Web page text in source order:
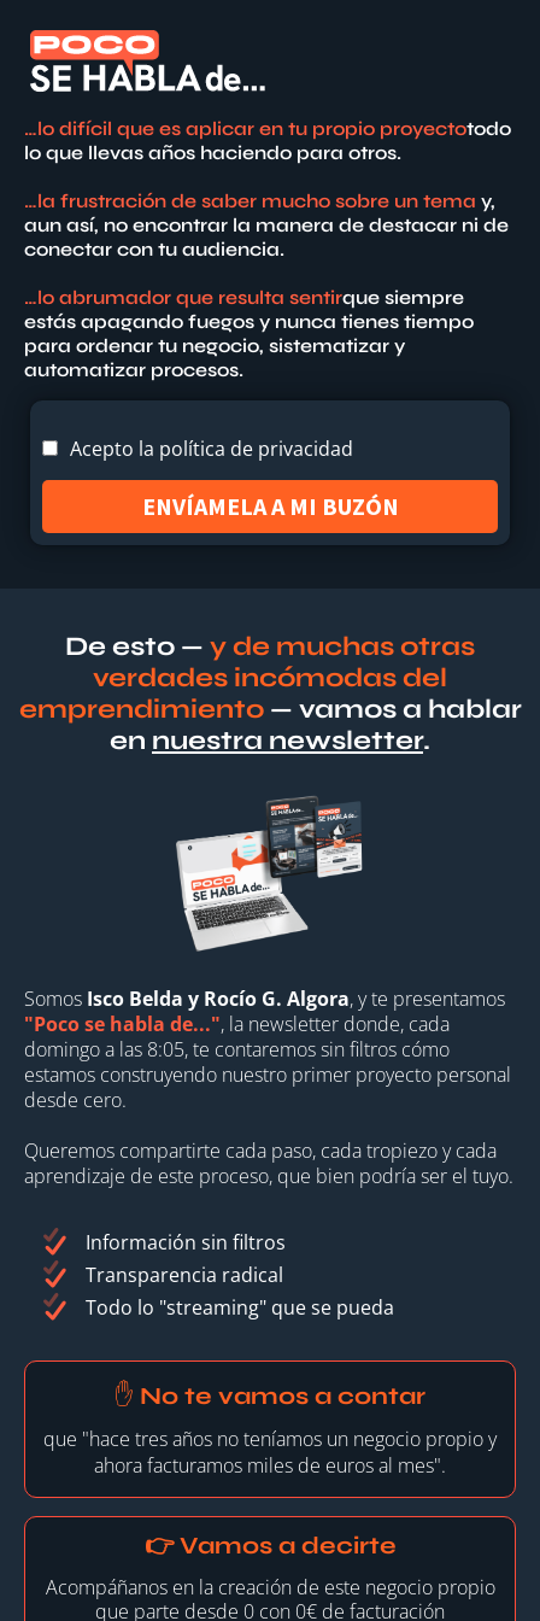
…lo difícil que es aplicar en tu propio proyectotodo
lo que llevas años haciendo para otros.
…la frustración de saber mucho sobre un tema y,
aun así, no encontrar la manera de destacar ni de
conectar con tu audiencia.
…lo abrumador que resulta sentirque siempre
estás apagando fuegos y nunca tienes tiempo
para ordenar tu negocio, sistematizar y
automatizar procesos.
Acepto la política de privacidad
ENVÍAMELA A MI BUZÓN
De esto — y de muchas otras
verdades incómodas del
emprendimiento — vamos a hablar
en nuestra newsletter.
Somos Isco Belda y Rocío G. Algora, y te presentamos
"Poco se habla de...", la newsletter donde, cada
domingo a las 8:05, te contaremos sin filtros cómo
estamos construyendo nuestro primer proyecto personal
desde cero.
Queremos compartirte cada paso, cada tropiezo y cada
aprendizaje de este proceso, que bien podría ser el tuyo.
Información sin filtros
Transparencia radical
Todo lo "streaming" que se pueda
✋ No te vamos a contar
que "hace tres años no teníamos un negocio propio y
ahora facturamos miles de euros al mes".
👉 Vamos a decirte
Acompáñanos en la creación de este negocio propio
que parte desde 0 con 0€ de facturación